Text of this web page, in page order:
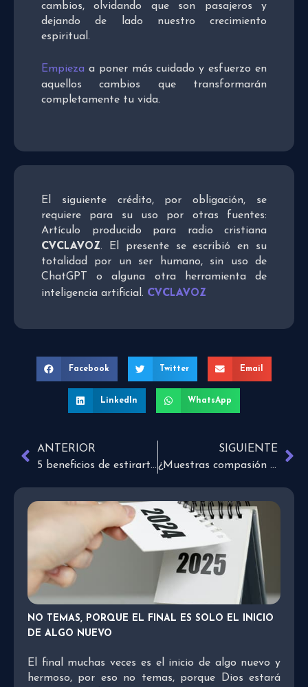
cambios, olvidando que son pasajeros y
dejando de lado nuestro crecimiento
espiritual.
Empieza a poner más cuidado y esfuerzo en
aquellos cambios que transformarán
completamente tu vida.
El siguiente crédito, por obligación, se
requiere para su uso por otras fuentes:
Artículo producido para radio cristiana
CVCLAVOZ. El presente se escribió en su
totalidad por un ser humano, sin uso de
ChatGPT o alguna otra herramienta de
inteligencia artificial. CVCLAVOZ
Facebook Twitter Email
LinkedIn WhatsApp
ANTERIOR
5 beneficios de estirarte por las mañanas
SIGUIENTE
¿Muestras compasión a las personas? ¡Descúbrelo!
NO TEMAS, PORQUE EL FINAL ES SOLO EL INICIO
DE ALGO NUEVO
El final muchas veces es el inicio de algo nuevo y
hermoso, por eso no temas, porque Dios estará